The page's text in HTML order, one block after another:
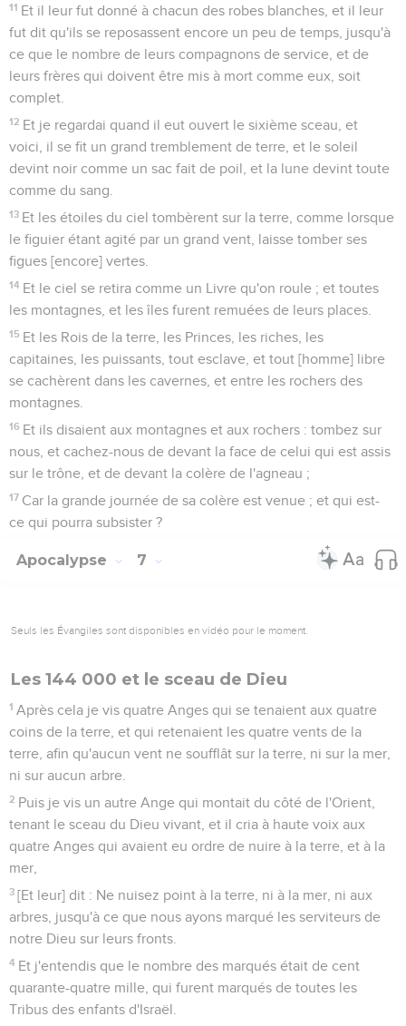
11 Et il leur fut donné à chacun des robes blanches, et il leur
fut dit qu'ils se reposassent encore un peu de temps, jusqu'à
ce que le nombre de leurs compagnons de service, et de
leurs frères qui doivent être mis à mort comme eux, soit
complet.
12 Et je regardai quand il eut ouvert le sixième sceau, et
voici, il se fit un grand tremblement de terre, et le soleil
devint noir comme un sac fait de poil, et la lune devint toute
comme du sang.
13 Et les étoiles du ciel tombèrent sur la terre, comme lorsque
le figuier étant agité par un grand vent, laisse tomber ses
figues [encore] vertes.
14 Et le ciel se retira comme un Livre qu'on roule ; et toutes
les montagnes, et les îles furent remuées de leurs places.
15 Et les Rois de la terre, les Princes, les riches, les
capitaines, les puissants, tout esclave, et tout [homme] libre
se cachèrent dans les cavernes, et entre les rochers des
montagnes.
16 Et ils disaient aux montagnes et aux rochers : tombez sur
nous, et cachez-nous de devant la face de celui qui est assis
sur le trône, et de devant la colère de l'agneau ;
17 Car la grande journée de sa colère est venue ; et qui est-
ce qui pourra subsister ?
Apocalypse 7
Seuls les Évangiles sont disponibles en vidéo pour le moment.
Les 144 000 et le sceau de Dieu
1 Après cela je vis quatre Anges qui se tenaient aux quatre
coins de la terre, et qui retenaient les quatre vents de la
terre, afin qu'aucun vent ne soufflât sur la terre, ni sur la mer,
ni sur aucun arbre.
2 Puis je vis un autre Ange qui montait du côté de l'Orient,
tenant le sceau du Dieu vivant, et il cria à haute voix aux
quatre Anges qui avaient eu ordre de nuire à la terre, et à la
mer,
3 [Et leur] dit : Ne nuisez point à la terre, ni à la mer, ni aux
arbres, jusqu'à ce que nous ayons marqué les serviteurs de
notre Dieu sur leurs fronts.
4 Et j'entendis que le nombre des marqués était de cent
quarante-quatre mille, qui furent marqués de toutes les
Tribus des enfants d'Israël.